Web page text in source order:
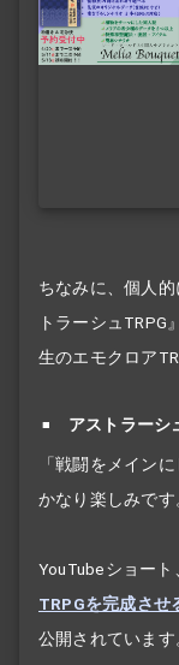
ちなみに、個人
トラーシュ
生のエモクロア
アストラーシ
「戦闘をメイン
かなり楽しみです
YouTubeショート
TRPGを完成させ
公開されています